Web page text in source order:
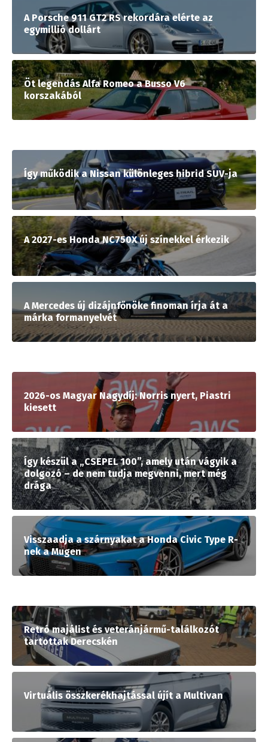
A Porsche 911 GT2 RS rekordára elérte az
egymillió dollárt
Öt legendás Alfa Romeo a Busso V6
korszakából
Így működik a Nissan különleges hibrid SUV-ja
A 2027-es Honda NC750X új színekkel érkezik
A Mercedes új dizájnfőnöke finoman írja át a
márka formanyelvét
2026-os Magyar Nagydíj: Norris nyert, Piastri
kiesett
Így készül a „CSEPEL 100”, amely után vágyik a
dolgozó – de nem tudja megvenni, mert még
drága
Visszaadja a szárnyakat a Honda Civic Type R-
nek a Mugen
Retró majálist és veteránjármű-találkozót
tartottak Derecskén
Virtuális összkerékhajtással újít a Multivan